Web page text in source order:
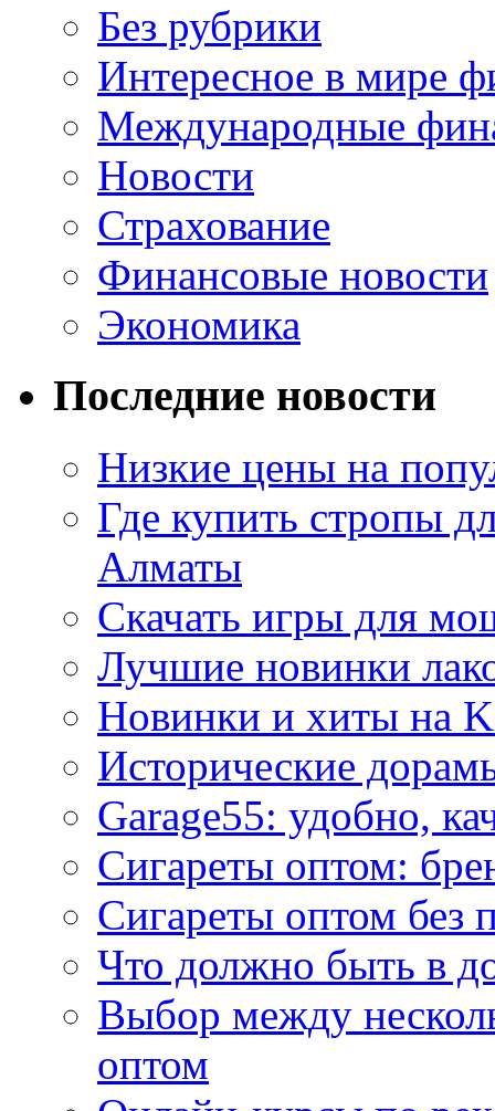
Без рубрики
Интересное в мире
Международные
Новости
Страхование
Финансовые новости
Экономика
Последние новости
Низкие цены на
Где купить стропы
Алматы
Скачать игры для
Лучшие новинки
Новинки и хиты на
Исторические
Garage55: удобно,
Сигареты оптом:
Сигареты оптом без
Что должно быть в
Выбор между
оптом